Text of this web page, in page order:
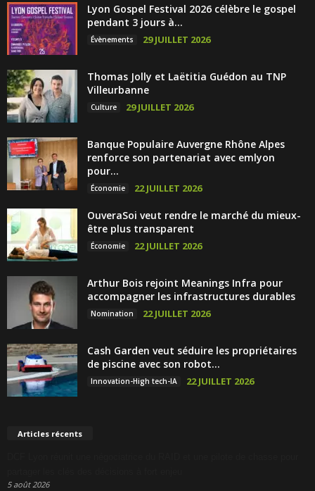
Lyon Gospel Festival 2026 célèbre le gospel
pendant 3 jours à...
Évènements 29 JUILLET 2026
Thomas Jolly et Laëtitia Guédon au TNP
Villeurbanne
Culture 29 JUILLET 2026
Banque Populaire Auvergne Rhône Alpes
renforce son partenariat avec emlyon
pour...
Économie 22 JUILLET 2026
OuveraSoi veut rendre le marché du mieux-
être plus transparent
Économie 22 JUILLET 2026
Arthur Bois rejoint Meanings Infra pour
accompagner les infrastructures durables
Nomination 22 JUILLET 2026
Cash Garden veut séduire les propriétaires
de piscine avec son robot...
Innovation-High tech-IA 22 JUILLET 2026
Articles récents
5 août 2026